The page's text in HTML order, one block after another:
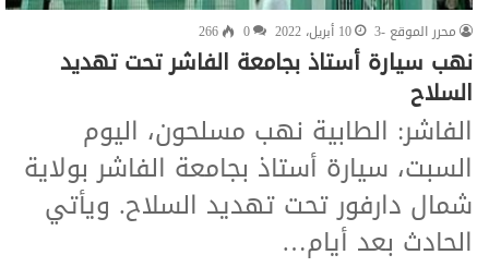
محرر الموقع -3
10 أبريل، 2022 0
266
نهب سيارة أستاذ بجامعة الفاشر تحت تهديد
السلاح
الفاشر: الطابية نهب مسلحون، اليوم
السبت، سيارة أستاذ بجامعة الفاشر بولاية
شمال دارفور تحت تهديد السلاح. ويأتي
الحادث بعد أيام…